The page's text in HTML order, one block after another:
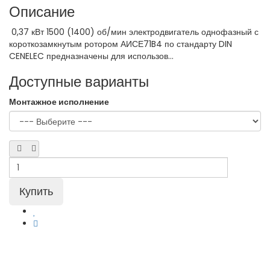
Описание
0,37 кВт 1500 (1400) об/мин электродвигатель однофазный с
короткозамкнутым ротором АИСЕ71B4 по стандарту DIN
CENELEC предназначены для использов...
Доступные варианты
Монтажное исполнение